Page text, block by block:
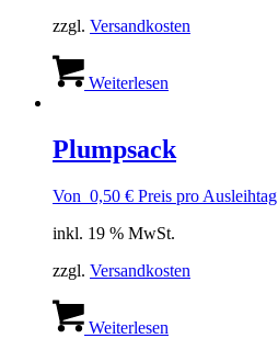
zzgl. Versandkosten
Weiterlesen
Plumpsack
Von 0,50 € Preis pro Ausleihtag
inkl. 19 % MwSt.
zzgl. Versandkosten
Weiterlesen